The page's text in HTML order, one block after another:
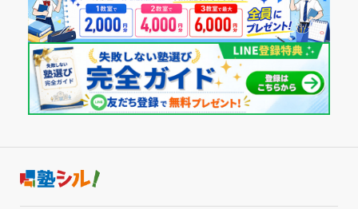
30,001円〜40,000円
目的の達成度
達成
目的の達成理由
選抜だったが、指導科目の試験も含まれていた。
と、プリント等の作業がやりづらいので正直やめて欲しかっ
たです。
塾周辺の環境
近くに飲食店やコンビニがあったので夜遅くまで自習しても
飲食面は困りませんでした。しかし、夜の塾周りの環境は正
直良いとは言えなかったと思います。
面で辛いときには優しい言葉をかけてくださいました。ま